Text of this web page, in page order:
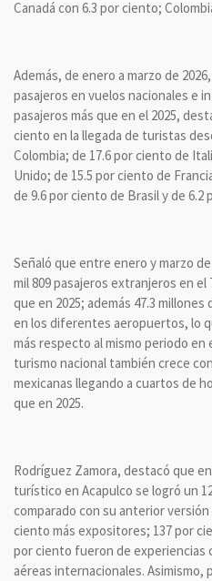
Canadá con 6.3 por ciento;
Además, de enero a marzo de
pasajeros en vuelos nacionales e
pasajeros más que en el 2025,
ciento en la llegada de turistas
Colombia; de 17.6 por ciento de
Unido; de 15.5 por ciento de
de 9.6 por ciento de Brasil y de 6.2
Señaló que entre enero y marzo
mil 809 pasajeros extranjeros en
que en 2025; además 47.3
en los diferentes aeropuertos, lo
más respecto al mismo periodo en
turismo nacional también crece
mexicanas llegando a cuartos de
que en 2025.
Rodríguez Zamora, destacó que
turístico en Acapulco se logró un
comparado con su anterior
ciento más expositores; 137 por
por ciento fueron de experiencias
aéreas internacionales. Asimismo,